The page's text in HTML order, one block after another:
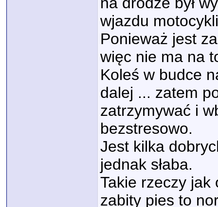
wjazdu
Ponieważ jest
więc nie ma na
Koleś w budce
dalej ... zatem
zatrzymywać i
bezstresowo.
Jest kilka
jednak słaba.
Takie rzeczy jak
zabity pies to